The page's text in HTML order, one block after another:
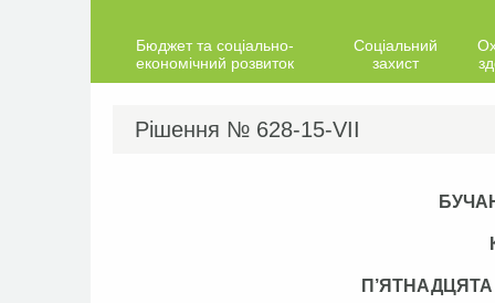
Бюджет та соціально-
економічний розвиток
Соціальний
захист
Рішення № 628-15-VІІ